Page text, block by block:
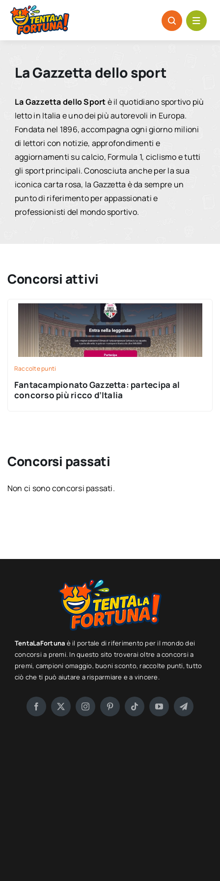
Salta
contenuto
La Gazzetta dello sport
La Gazzetta dello Sportè il quotidiano sportivo più
letto in Italia e uno dei più autorevoli in Europa.
Fondata nel 1896, accompagna ogni giorno milioni
di lettori con notizie, approfondimenti e
aggiornamenti su calcio, Formula 1, ciclismo e tutti
gli sport principali. Conosciuta anche per la sua
iconica carta rosa, la Gazzetta è da sempre un
punto di riferimento per appassionati e
professionisti del mondo sportivo.
Concorsi attivi
Raccolte punti
Fantacampionato Gazzetta: partecipa al
concorso più ricco d’Italia
Concorsi passati
Non ci sono concorsi passati.
TentaLaFortuna è il portale di riferimento per il mondo dei
concorsi a premi. In questo sito troverai oltre a concorsi a
premi, campioni omaggio, buoni sconto, raccolte punti, tutto
ciò che ti può aiutare a risparmiare e a vincere.